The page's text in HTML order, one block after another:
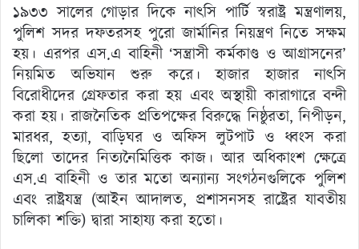
১৯৩৩ সালের গোড়ার দিকে নাৎসি পার্টি স্বরাষ্ট্র মন্ত্রণালয়,
পুলিশ সদর দফতরসহ পুরো জার্মানির নিয়ন্ত্রণ নিতে সক্ষম
হয়। এরপর এস.এ বাহিনী ‘সন্ত্রাসী কর্মকাণ্ড ও আগ্রাসনের’
নিয়মিত অভিযান শুরু করে। হাজার হাজার নাৎসি
বিরোধীদের গ্রেফতার করা হয় এবং অস্থায়ী কারাগারে বন্দী
করা হয়। রাজনৈতিক প্রতিপক্ষের বিরুদ্ধে নিষ্ঠুরতা, নিপীড়ন,
মারধর, হত্যা, বাড়িঘর ও অফিস লুটপাট ও ধ্বংস করা
ছিলো তাদের নিত্যনৈমিত্তিক কাজ। আর অধিকাংশ ক্ষেত্রে
এস.এ বাহিনী ও তার মতো অন্যান্য সংগঠনগুলিকে পুলিশ
এবং রাষ্ট্রযন্ত্র (আইন আদালত, প্রশাসনসহ রাষ্ট্রের যাবতীয়
চালিকা শক্তি) দ্বারা সাহায্য করা হতো।